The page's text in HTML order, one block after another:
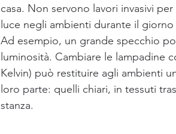
casa. Non servono lavori invasivi
luce negli ambienti durante il
Ad esempio, un grande specchio
luminosità. Cambiare le lampadine
Kelvin) può restituire agli ambienti
loro parte: quelli chiari, in tessuti
stanza.